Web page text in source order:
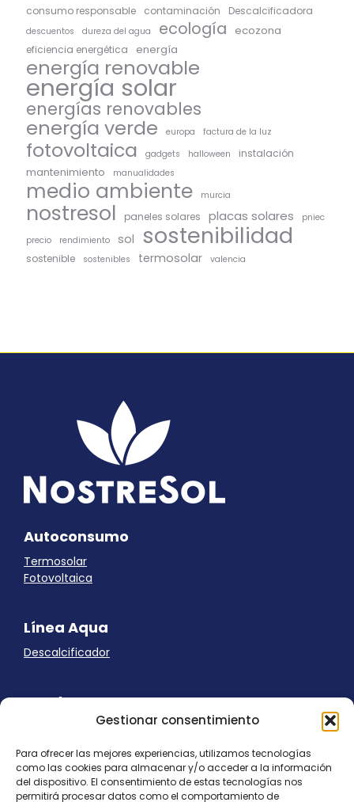
Gestionar consentimiento
Para ofrecer las mejores experiencias, utilizamos tecnologías
como las cookies para almacenar y/o acceder a la información
del dispositivo. El consentimiento de estas tecnologías nos
permitirá procesar datos como el comportamiento de
consumo responsable contaminación Descalcificadora
descuentos dureza del agua ecología ecozona
eficiencia energética energía
energía renovable
energía solar
energías renovables
energía verde europa factura de la luz
fotovoltaica gadgets halloween instalación
mantenimiento manualidades
medio ambiente murcia
nostresol paneles solares placas solares
pniec
precio
rendimiento sol sostenibilidad
sostenible sostenibles termosolar valencia
Autoconsumo
Termosolar
Fotovoltaica
Línea Aqua
Descalcificador
Ayuda
Panel Cookies
Política de privacidad
contacto@nostresol.com